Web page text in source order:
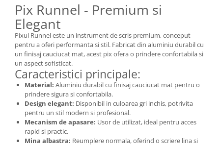
Pix Runnel - Premium si
Elegant
Pixul Runnel este un instrument de scris premium, conceput
pentru a oferi performanta si stil. Fabricat din aluminiu durabil cu
un finisaj cauciucat mat, acest pix ofera o prindere confortabila si
un aspect sofisticat.
Caracteristici principale:
Material: Aluminiu durabil cu finisaj cauciucat mat pentru o
prindere sigura si confortabila.
Design elegant: Disponibil in culoarea gri inchis, potrivita
pentru un stil modern si profesional.
Mecanism de apasare: Usor de utilizat, ideal pentru acces
rapid si practic.
Mina albastra: Reumplere normala, oferind o scriere lina si